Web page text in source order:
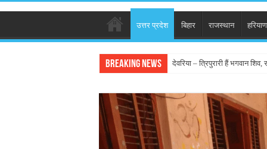
उत्तर प्रदेश बिहार राजस्थान
Breaking News देवरिया – त्रिपुरारी हैं भगवान